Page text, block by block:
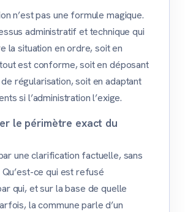
n’est pas une formule magique.
administratif et technique qui
la situation en ordre, soit en
est conforme, soit en déposant
régularisation, soit en adaptant
si l’administration l’exige.
le périmètre exact du
une clarification factuelle, sans
ce qui est refusé
qui, et sur la base de quelle
la commune parle d’un